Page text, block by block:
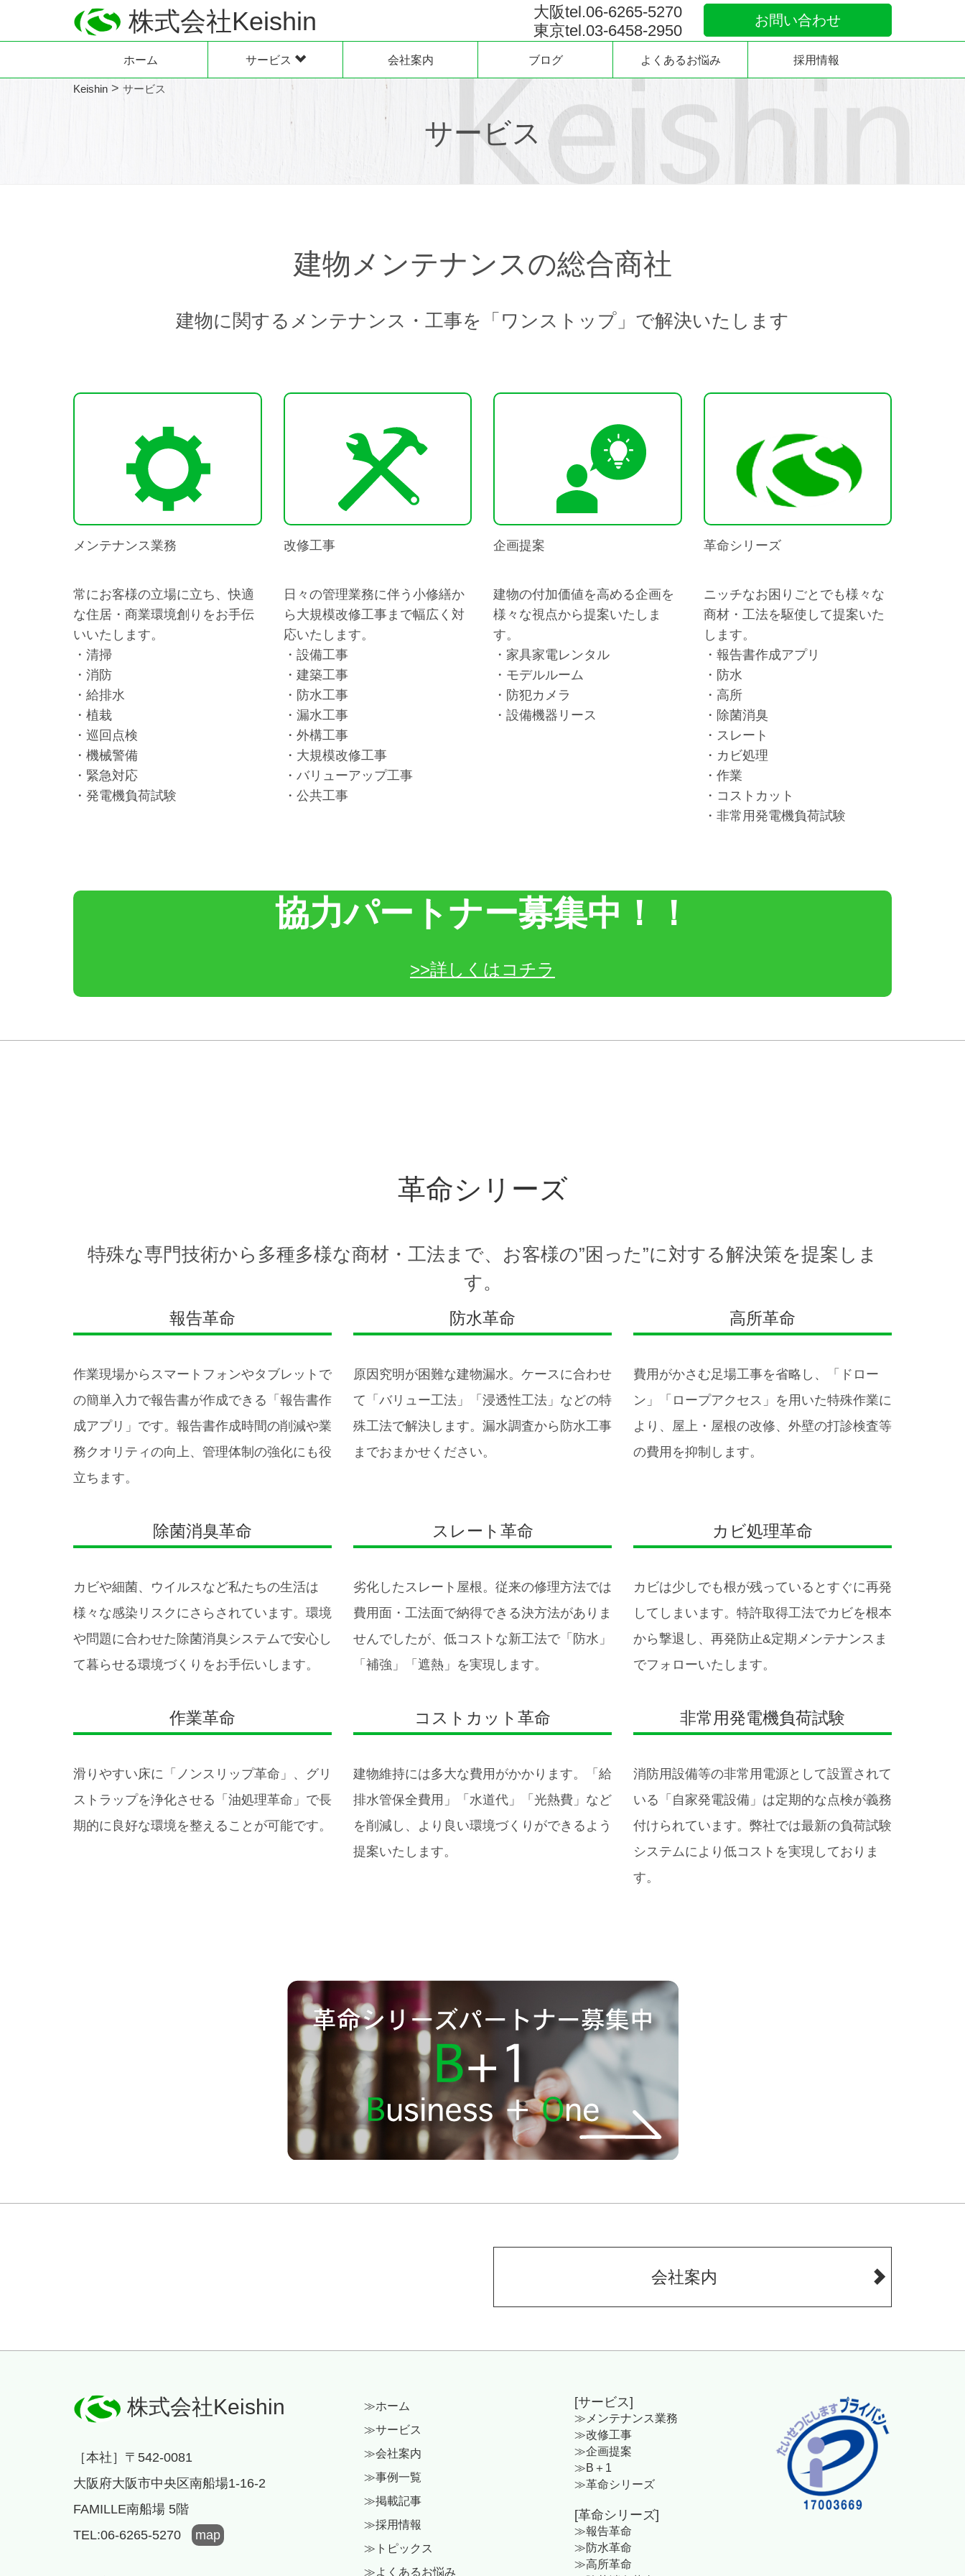
株式会社Keishin
大阪tel.06-6265-5270
東京tel.03-6458-2950
お問い合わせ
ホーム サービス 会社案内 ブログ よくあるお悩み 採用情報
Keishin > サービス
サービス
建物メンテナンスの総合商社
建物に関するメンテナンス・工事を「ワンストップ」で解決いたします
メンテナンス業務
常にお客様の立場に立ち、快適
な住居・商業環境創りをお手伝
いいたします。
・清掃
・消防
・給排水
・植栽
・巡回点検
・機械警備
・緊急対応
・発電機負荷試験
改修工事
日々の管理業務に伴う小修繕か
ら大規模改修工事まで幅広く対
応いたします。
・設備工事
・建築工事
・防水工事
・漏水工事
・外構工事
・大規模改修工事
・バリューアップ工事
・公共工事
企画提案
建物の付加価値を高める企画を
様々な視点から提案いたしま
す。
・家具家電レンタル
・モデルルーム
・防犯カメラ
・設備機器リース
革命シリーズ
ニッチなお困りごとでも様々な
商材・工法を駆使して提案いた
します。
・報告書作成アプリ
・防水
・高所
・除菌消臭
・スレート
・カビ処理
・作業
・コストカット
・非常用発電機負荷試験
協力パートナー募集中！！
>>詳しくはコチラ
革命シリーズ
特殊な専門技術から多種多様な商材・工法まで、お客様の”困った”に対する解決策を提案しま
す。
報告革命
作業現場からスマートフォンやタブレットで
の簡単入力で報告書が作成できる「報告書作
成アプリ」です。報告書作成時間の削減や業
務クオリティの向上、管理体制の強化にも役
立ちます。
防水革命
原因究明が困難な建物漏水。ケースに合わせ
て「バリュー工法」「浸透性工法」などの特
殊工法で解決します。漏水調査から防水工事
までおまかせください。
高所革命
費用がかさむ足場工事を省略し、「ドロー
ン」「ロープアクセス」を用いた特殊作業に
より、屋上・屋根の改修、外壁の打診検査等
の費用を抑制します。
除菌消臭革命
カビや細菌、ウイルスなど私たちの生活は
様々な感染リスクにさらされています。環境
や問題に合わせた除菌消臭システムで安心し
て暮らせる環境づくりをお手伝いします。
スレート革命
劣化したスレート屋根。従来の修理方法では
費用面・工法面で納得できる決方法がありま
せんでしたが、低コストな新工法で「防水」
「補強」「遮熱」を実現します。
カビ処理革命
カビは少しでも根が残っているとすぐに再発
してしまいます。特許取得工法でカビを根本
から撃退し、再発防止&定期メンテナンスま
でフォローいたします。
作業革命
滑りやすい床に「ノンスリップ革命」、グリ
ストラップを浄化させる「油処理革命」で長
期的に良好な環境を整えることが可能です。
コストカット革命
建物維持には多大な費用がかかります。「給
排水管保全費用」「水道代」「光熱費」など
を削減し、より良い環境づくりができるよう
提案いたします。
非常用発電機負荷試験
消防用設備等の非常用電源として設置されて
いる「自家発電設備」は定期的な点検が義務
付けられています。弊社では最新の負荷試験
システムにより低コストを実現しておりま
す。
会社案内
株式会社Keishin
［本社］〒542-0081
大阪府大阪市中央区南船場1-16-2
FAMILLE南船場 5階
TEL:06-6265-5270
map
≫ホーム
≫サービス
≫会社案内
≫事例一覧
≫掲載記事
≫採用情報
≫トピックス
≫よくあるお悩み
[サービス]
≫メンテナンス業務
≫改修工事
≫企画提案
≫B＋1
≫革命シリーズ
[革命シリーズ]
≫報告革命
≫防水革命
≫高所革命